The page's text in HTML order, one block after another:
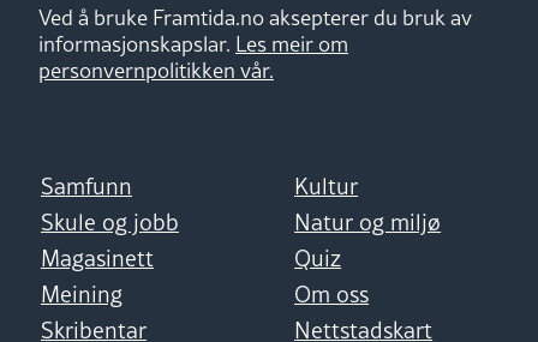
Ved å bruke Framtida.no aksepterer du bruk av
informasjonskapslar. Les meir om
personvernpolitikken vår.
Samfunn
Kultur
Skule og jobb
Natur og miljø
Magasinett
Quiz
Meining
Om oss
Skribentar
Nettstadskart